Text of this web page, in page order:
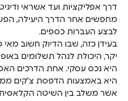
דרך אפליקציות ועד אשראי
מחפשים אחר הדרך היעילה,
לבצע העברות כספים.
בעידן כזה, שבו הדיוק חשוב
יקר, היכולת לנהל תשלומים
היא נכס עסקי. אחת הדרכים
היא באמצעות הדפסת צ'קים
אשר משלב בין השיטה הקלאסית